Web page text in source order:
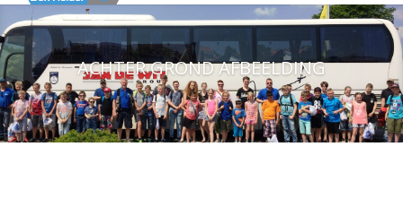
ACHTER GROND AFBEELDING